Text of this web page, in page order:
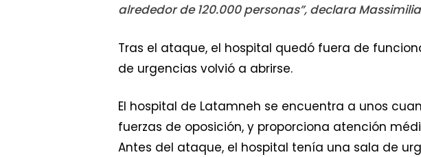
alrededor de 120.000 personas”, declara
Tras el ataque, el hospital quedó fuera de
de urgencias volvió a abrirse.
El hospital de Latamneh se encuentra a unos
fuerzas de oposición, y proporciona atención
Antes del ataque, el hospital tenía una sala de